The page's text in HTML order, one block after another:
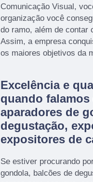
Comunicação Visual,
organização você
do ramo, além de contar
Assim, a empresa
os maiores objetivos da
Excelência e
quando
aparadores de
degustação,
expositores de
Se estiver procurando
gondola, balcões de